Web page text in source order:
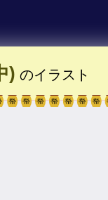
) のイラスト